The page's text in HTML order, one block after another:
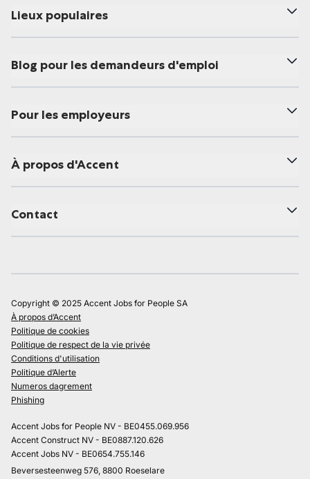
Lieux populaires
Blog pour les demandeurs d'emploi
Pour les employeurs
À propos d'Accent
Contact
Copyright © 2025 Accent Jobs for People SA
À propos d’Accent
Politique de cookies
Politique de respect de la vie privée
Conditions d'utilisation
Politique d’Alerte
Numeros dagrement
Phishing
Accent Jobs for People NV - BE0455.069.956
Accent Construct NV - BE0887.120.626
Accent Jobs NV - BE0654.755.146
Beversesteenweg 576, 8800 Roeselare